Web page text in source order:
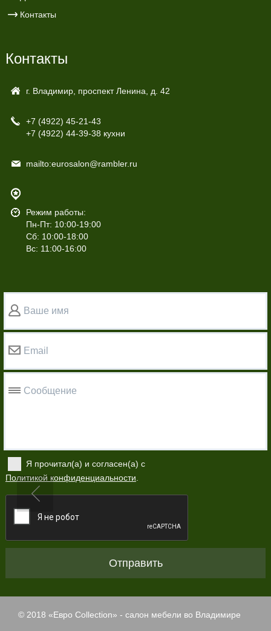
Контакты
Контакты
г. Владимир, проспект Ленина, д. 42
+7 (4922) 45-21-43
+7 (4922) 44-39-38 кухни
mailto:eurosalon@rambler.ru
Режим работы:
Пн-Пт: 10:00-19:00
Сб: 10:00-18:00
Вс: 11:00-16:00
Ваше имя
Email
Сообщение
Я прочитал(а) и согласен(а) с
Политикой конфиденциальности
Отправить
© 2018 «Евро Collection» - салон мебели во Владимире